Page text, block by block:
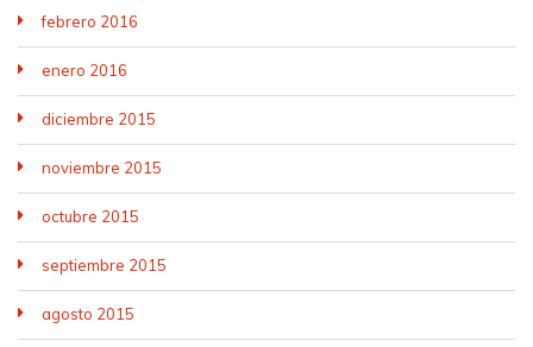
febrero 2016
enero 2016
diciembre 2015
noviembre 2015
octubre 2015
septiembre 2015
agosto 2015